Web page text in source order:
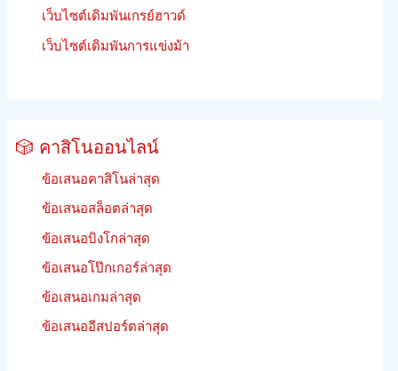
เว็บไซต์เดิมพันเกรย์ฮาวด์
เว็บไซต์เดิมพันการแข่งม้า
🎲 คาสิโนออนไลน์
ข้อเสนอคาสิโนล่าสุด
ข้อเสนอสล็อตล่าสุด
ข้อเสนอบิงโกล่าสุด
ข้อเสนอโป๊กเกอร์ล่าสุด
ข้อเสนอเกมล่าสุด
ข้อเสนออีสปอร์ตล่าสุด